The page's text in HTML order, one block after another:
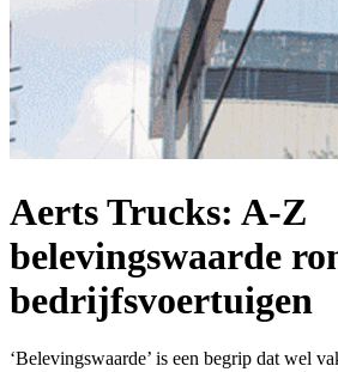
Aerts Trucks: A-Z
belevingswaarde
bedrijfsvoertuigen
‘Belevingswaarde’ is een begrip dat wel